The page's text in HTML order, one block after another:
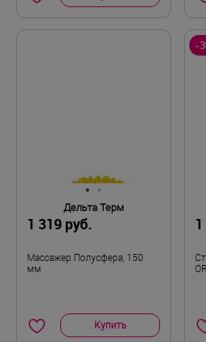
Дельта Терм
1 319 руб.
Массажер Полусфера, 150
мм
Купить
-